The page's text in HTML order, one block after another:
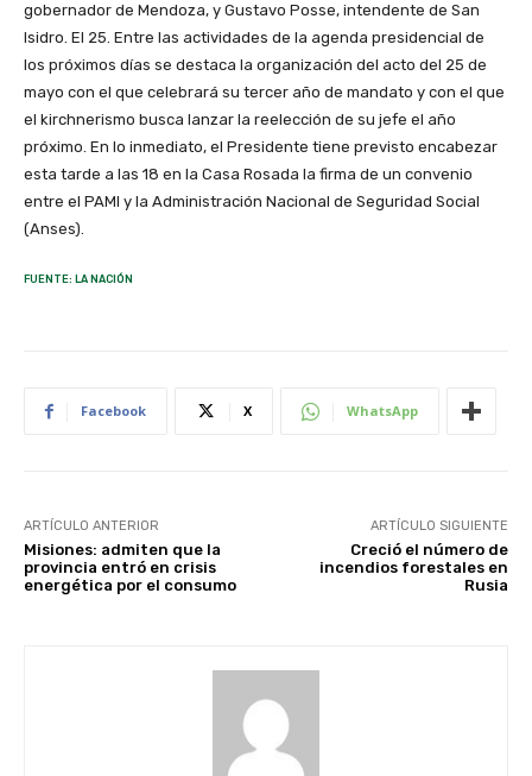
gobernador de Mendoza, y Gustavo Posse, intendente de San
Isidro. El 25. Entre las actividades de la agenda presidencial de
los próximos días se destaca la organización del acto del 25 de
mayo con el que celebrará su tercer año de mandato y con el que
el kirchnerismo busca lanzar la reelección de su jefe el año
próximo. En lo inmediato, el Presidente tiene previsto encabezar
esta tarde a las 18 en la Casa Rosada la firma de un convenio
entre el PAMI y la Administración Nacional de Seguridad Social
(Anses).
FUENTE: LA NACIÓN
Facebook X WhatsApp
ARTÍCULO ANTERIOR
Misiones: admiten que la
provincia entró en crisis
energética por el consumo
ARTÍCULO SIGUIENTE
Creció el número de
incendios forestales en
Rusia